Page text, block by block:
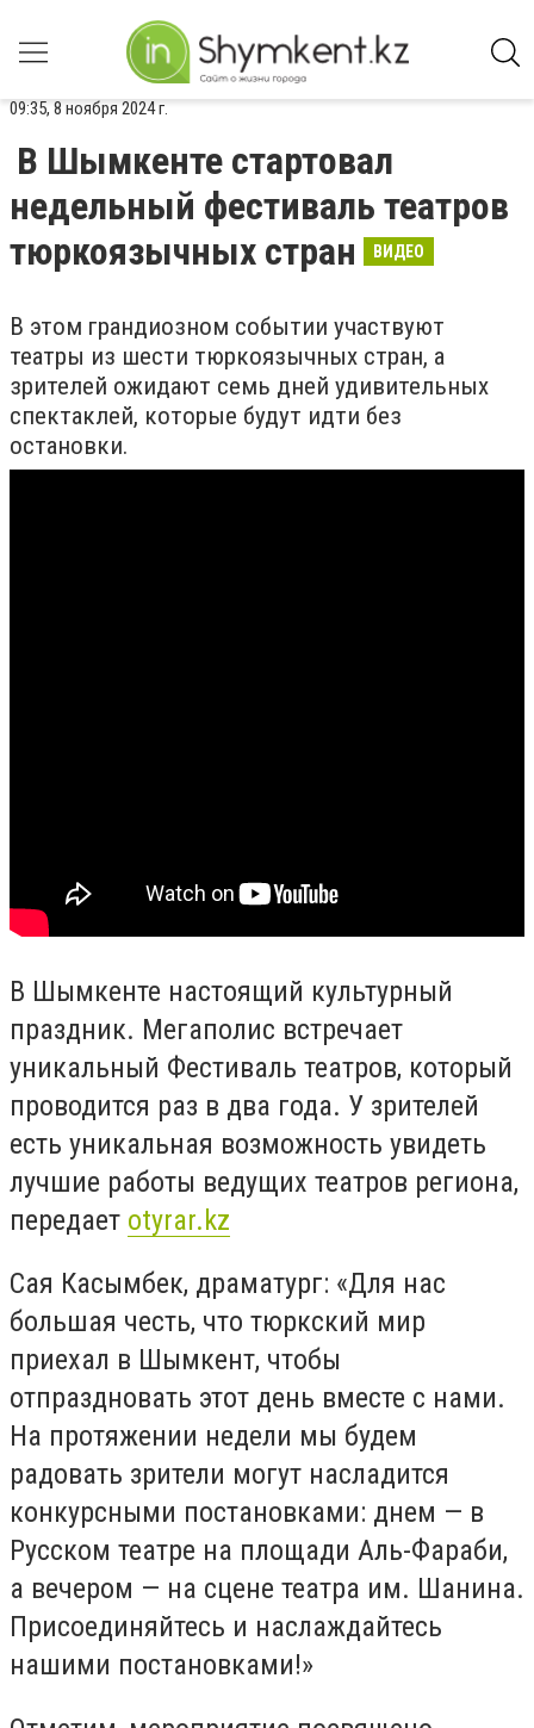
09:35, 8 ноября 2024 г.
В Шымкенте стартовал
недельный фестиваль театров
тюркоязычных стран
ВИДЕО
В этом грандиозном событии участвуют
театры из шести тюркоязычных стран, а
зрителей ожидают семь дней удивительных
спектаклей, которые будут идти без
остановки.
В Шымкенте настоящий культурный
праздник. Мегаполис встречает
уникальный Фестиваль театров, который
проводится раз в два года. У зрителей
есть уникальная возможность увидеть
лучшие работы ведущих театров региона,
передает otyrar.kz
Сая Касымбек, драматург: «Для нас
большая честь, что тюркский мир
приехал в Шымкент, чтобы
отпраздновать этот день вместе с нами.
На протяжении недели мы будем
радовать зрители могут насладится
конкурсными постановками: днем — в
Русском театре на площади Аль-Фараби,
а вечером — на сцене театра им. Шанина.
Присоединяйтесь и наслаждайтесь
нашими постановками!»